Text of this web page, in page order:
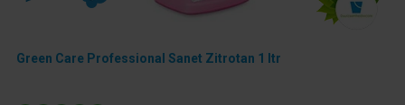
Green Care Professional Sanet Zitrotan 1 ltr